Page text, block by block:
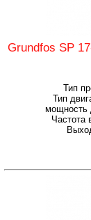
Grundfos SP
Тип
Тип
мощность
Частота